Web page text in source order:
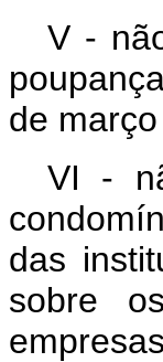
V -
de
VI -
das
sobre